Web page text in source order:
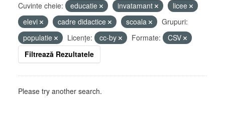
Cuvinte cheie: educatie invatamant
licee
elevi
cadre didactice scoala
Grupuri:
populatie
Licenţe: cc-by Formate:
CSV
Filtrează Rezultatele
Please try another search.